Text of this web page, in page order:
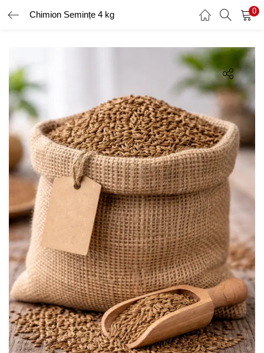
Chimion Semințe 4 kg 0
AUTENTIFICARE ÎNREGISTRARE
Introduceți numele de utilizator și parola pentru a vă autentifica.
Amintește-ți de mine
Ai uitat parola?